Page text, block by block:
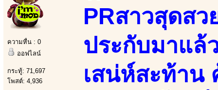
ความหื่น : 0
ออฟไลน์
กระทู้: 71,697
โพสต์: 4,936
PRสาวสุดส
ประกับมาแล้
เสน่ห์สะท้าน